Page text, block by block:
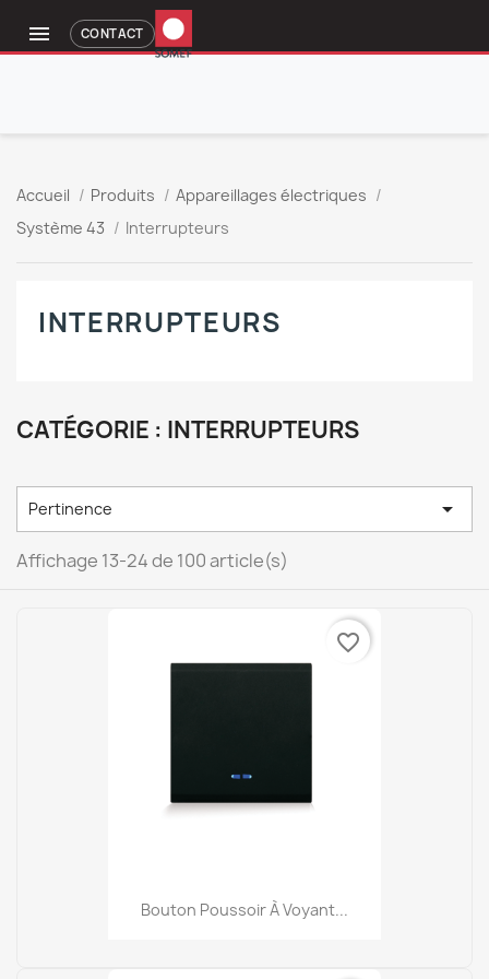
 CONTACT
Accueil Produits
Appareillages électriques
Système 43
Interrupteurs
INTERRUPTEURS
CATÉGORIE : INTERRUPTEURS
Pertinence 
Affichage 13-24 de 100 article(s)
Bouton Poussoir À Voyant...
favorite_border